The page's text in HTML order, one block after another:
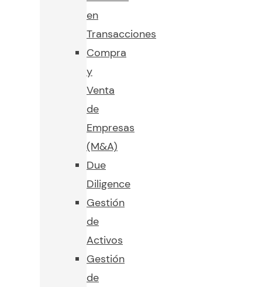
en
Transacciones
Compra
y
Venta
de
Empresas
(M&A)
Due
Diligence
Gestión
de
Activos
Gestión
de